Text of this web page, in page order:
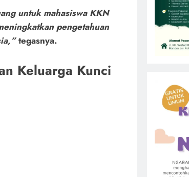
untuk mahasiswa KKN
pengetahuan
tegasnya.
Keluarga Kunci